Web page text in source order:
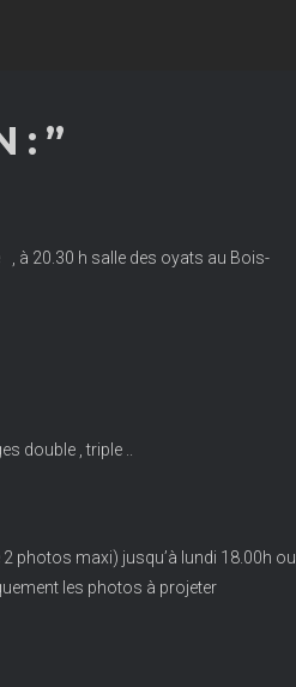
: ”
, à 20.30 h salle des oyats au Bois-
double , triple ..
photos maxi) jusqu’à lundi 18.00h ou
les photos à projeter